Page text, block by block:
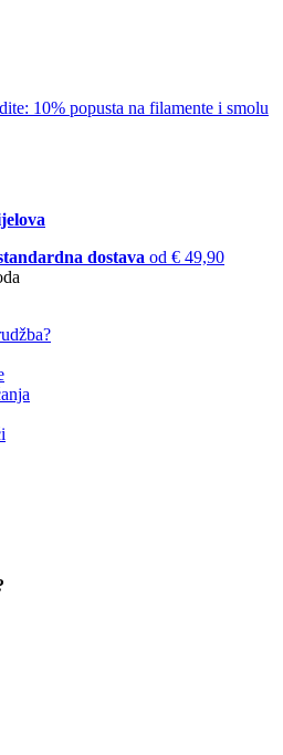
10% popusta na filamente i smolu
dostava od € 49,90